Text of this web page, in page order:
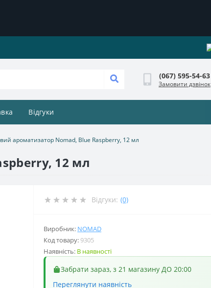
(067) 595-54-63
Замовити дзвінок
Відгуки
ароматизатор Nomad, Blue Raspberry, 12 мл
12 мл
Відгуки: (0)
Виробник: NOMAD
Код товару: 9305
Наявність: В наявності
Забрати зараз, з 21 магазину ДО 20:00
Переглянути наявність